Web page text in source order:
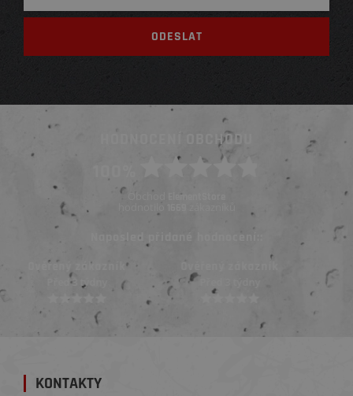
HODNOCENÍ OBCHODU
Obchod ElementStore
hodnotilo
Naposled přidané hodnocení::
Ověřený zákazník
Před 3 týdny
KONTAKTY